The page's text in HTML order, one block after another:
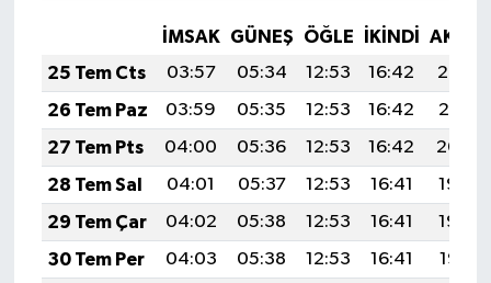
İMSAK GÜNEŞ ÖĞLE İKINDI
25 Tem Cts
03:57 05:34 12:53 16:42
20:02
26 Tem Paz
03:59 05:35 12:53 16:42
20:01
27 Tem Pts
04:00 05:36 12:53 16:42
20:00
28 Tem Sal
04:01 05:37 12:53 16:41
19:59
29 Tem Çar
04:02 05:38 12:53 16:41
19:59
30 Tem Per
04:03 05:38 12:53 16:41
19:58